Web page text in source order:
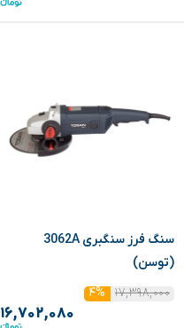
سنگ فرز سنگبری 3062A
(توسن)
۱۷,۳۹۸,۰۰۰
۴%
۱۶,۷۰۲,۰۸۰